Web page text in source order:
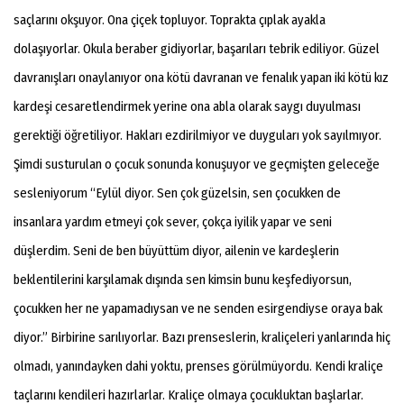
saçlarını okşuyor. Ona çiçek topluyor. Toprakta çıplak ayakla
dolaşıyorlar. Okula beraber gidiyorlar, başarıları tebrik ediliyor. Güzel
davranışları onaylanıyor ona kötü davranan ve fenalık yapan iki kötü kız
kardeşi cesaretlendirmek yerine ona abla olarak saygı duyulması
gerektiği öğretiliyor. Hakları ezdirilmiyor ve duyguları yok sayılmıyor.
Şimdi susturulan o çocuk sonunda konuşuyor ve geçmişten geleceğe
sesleniyorum “Eylül diyor. Sen çok güzelsin, sen çocukken de
insanlara yardım etmeyi çok sever, çokça iyilik yapar ve seni
düşlerdim. Seni de ben büyüttüm diyor, ailenin ve kardeşlerin
beklentilerini karşılamak dışında sen kimsin bunu keşfediyorsun,
çocukken her ne yapamadıysan ve ne senden esirgendiyse oraya bak
diyor.” Birbirine sarılıyorlar. Bazı prenseslerin, kraliçeleri yanlarında hiç
olmadı, yanındayken dahi yoktu, prenses görülmüyordu. Kendi kraliçe
taçlarını kendileri hazırlarlar. Kraliçe olmaya çocukluktan başlarlar.